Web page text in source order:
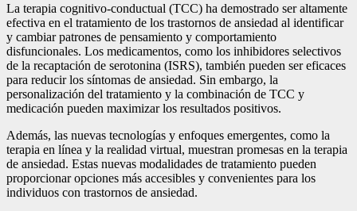
La terapia cognitivo-conductual (TCC) ha demostrado ser altamente
efectiva en el tratamiento de los trastornos de ansiedad al identificar
y cambiar patrones de pensamiento y comportamiento
disfuncionales. Los medicamentos, como los inhibidores selectivos
de la recaptación de serotonina (ISRS), también pueden ser eficaces
para reducir los síntomas de ansiedad. Sin embargo, la
personalización del tratamiento y la combinación de TCC y
medicación pueden maximizar los resultados positivos.
Además, las nuevas tecnologías y enfoques emergentes, como la
terapia en línea y la realidad virtual, muestran promesas en la terapia
de ansiedad. Estas nuevas modalidades de tratamiento pueden
proporcionar opciones más accesibles y convenientes para los
individuos con trastornos de ansiedad.